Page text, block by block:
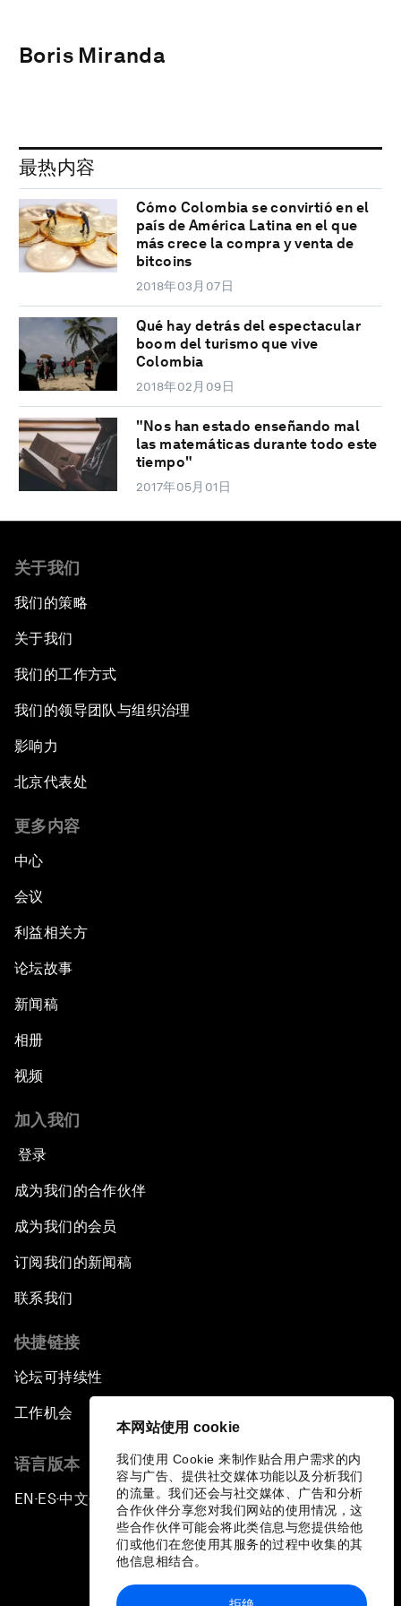
本网站使用 cookie
我们使用 Cookie 来制作贴合用户需求的内
容与广告、提供社交媒体功能以及分析我们
的流量。我们还会与社交媒体、广告和分析
合作伙伴分享您对我们网站的使用情况，这
些合作伙伴可能会将此类信息与您提供给他
们或他们在您使用其服务的过程中收集的其
他信息相结合。
Boris Miranda
最热内容
Cómo Colombia se convirtió en el
país de América Latina en el que
más crece la compra y venta de
bitcoins
2018年03月07日
Qué hay detrás del espectacular
boom del turismo que vive
Colombia
2018年02月09日
"Nos han estado enseñando mal
las matemáticas durante todo este
tiempo"
2017年05月01日
关于我们
我们的策略
关于我们
我们的工作方式
我们的领导团队与组织治理
影响力
北京代表处
更多内容
中心
会议
利益相关方
论坛故事
新闻稿
相册
视频
加入我们
登录
成为我们的合作伙伴
成为我们的会员
订阅我们的新闻稿
联系我们
快捷链接
论坛可持续性
工作机会
语言版本
EN ▪ ES▪中文▪ 日本語